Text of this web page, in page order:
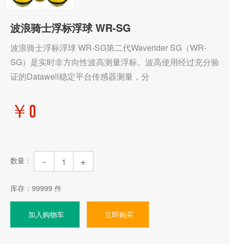
波浪骑士浮标浮球 WR-SG
波浪骑士浮标浮球 WR-SG第二代Waverider SG（WR-
SG）是实时非方向性波高测量浮标。波高使用经过充分验
证的Datawell稳定平台传感器测量，分
￥ 0
数量： - +
库存： 99999 件
加入购物车 立即购买